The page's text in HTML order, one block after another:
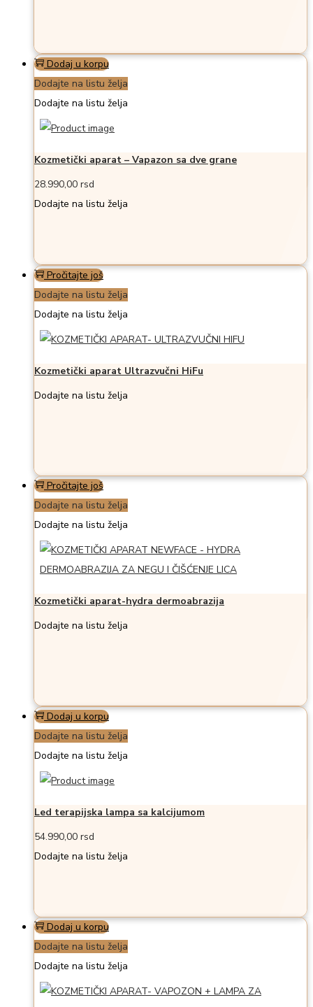
Dodaj u korpu
Dodajte na listu želja
Dodajte na listu želja
Kozmetički aparat – Vapazon sa dve grane
28.990,00 rsd
Dodajte na listu želja
Pročitajte još
Dodajte na listu želja
Dodajte na listu želja
Kozmetički aparat Ultrazvučni HiFu
Dodajte na listu želja
Pročitajte još
Dodajte na listu želja
Dodajte na listu želja
Kozmetički aparat-hydra dermoabrazija
Dodajte na listu želja
Dodaj u korpu
Dodajte na listu želja
Dodajte na listu želja
Led terapijska lampa sa kalcijumom
54.990,00 rsd
Dodajte na listu želja
Dodaj u korpu
Dodajte na listu želja
Dodajte na listu želja